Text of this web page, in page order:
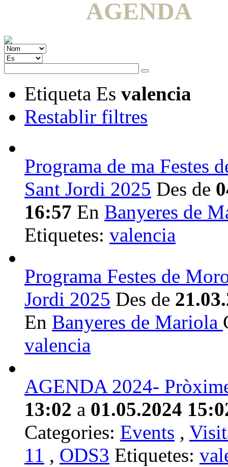
AGENDA
Etiqueta Es valencia
Restablir filtres
Programa de ma Festes
Sant Jordi 2025 Des de
16:57 En Banyeres de
Etiquetes: valencia
Programa Festes de
Jordi 2025 Des de
En Banyeres de Mariola
valencia
AGENDA 2024-
13:02 a 01.05.2024
Categories: Events ,
11 , ODS3 Etiquetes: